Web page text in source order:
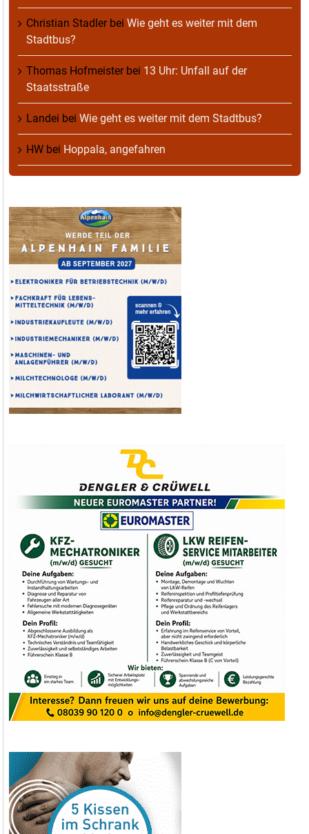
Christian Stadlerbei Wie geht es weiter mit dem
Stadtbus?
Thomas Hofmeisterbei 13 Uhr: Unfall auf der
Staatsstraße
Landei bei Wie geht es weiter mit dem Stadtbus?
HW bei Hoppala, angefahren